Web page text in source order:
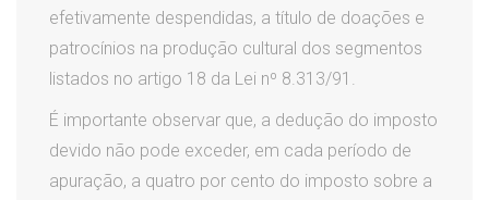
efetivamente despendidas, a título de doações e
patrocínios na produção cultural dos segmentos
listados no artigo 18 da Lei nº 8.313/91.
É importante observar que, a dedução do imposto
devido não pode exceder, em cada período de
apuração, a quatro por cento do imposto sobre a